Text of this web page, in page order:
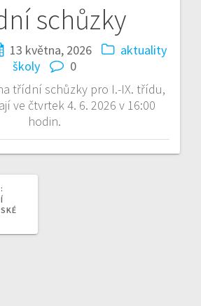
schůzky
13 května, 2026
aktuality
školy
0
třídní schůzky pro I.-IX. třídu,
ve čtvrtek 4. 6. 2026 v 16:00
hodin.